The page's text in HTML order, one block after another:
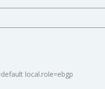
local.role=ebgp